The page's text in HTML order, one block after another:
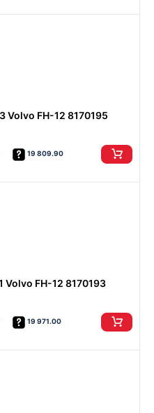
Volvo FH-12 8170195
19 809.90
Volvo FH-12 8170193
19 971.00